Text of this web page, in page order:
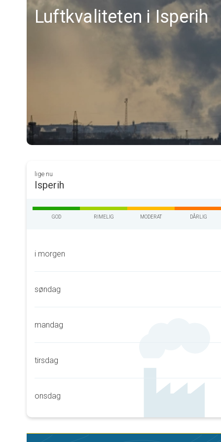
Luftkvaliteten i Isperih
lige nu
Isperih
GOD RIMELIG MODERAT DÅRLIG
i morgen
søndag
mandag
tirsdag
onsdag